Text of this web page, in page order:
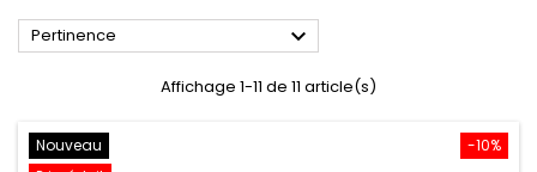
Pertinence 
Affichage 1-11 de 11 article(s)
-10%
Nouveau